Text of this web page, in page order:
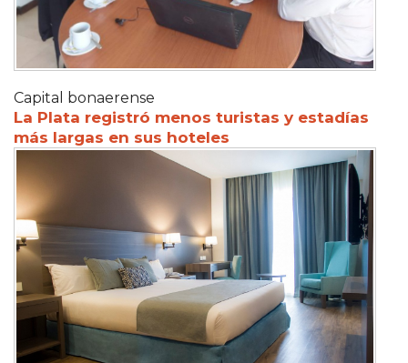
Capital bonaerense
La Plata registró menos turistas y estadías
más largas en sus hoteles